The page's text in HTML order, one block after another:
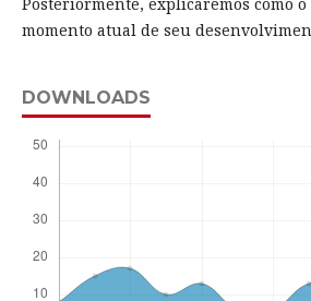
momento atual de seu
DOWNLOADS